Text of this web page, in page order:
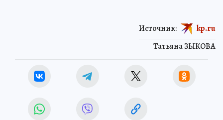
Татьяна ЗЫКОВА
Источник: kp.ru